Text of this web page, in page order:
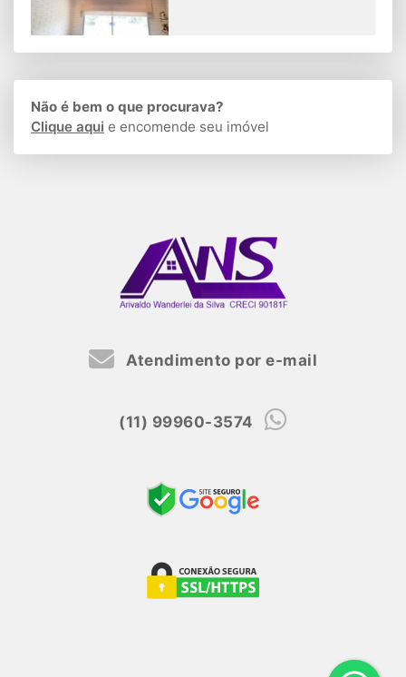
Não é bem o que procurava?
Clique aqui e encomende seu imóvel
Atendimento por e-mail
(11) 99960-3574